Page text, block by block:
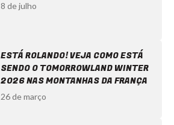
8 de julho
ESTÁ ROLANDO! VEJA COMO ESTÁ
SENDO O TOMORROWLAND WINTER
2026 NAS MONTANHAS DA FRANÇA
26 de março